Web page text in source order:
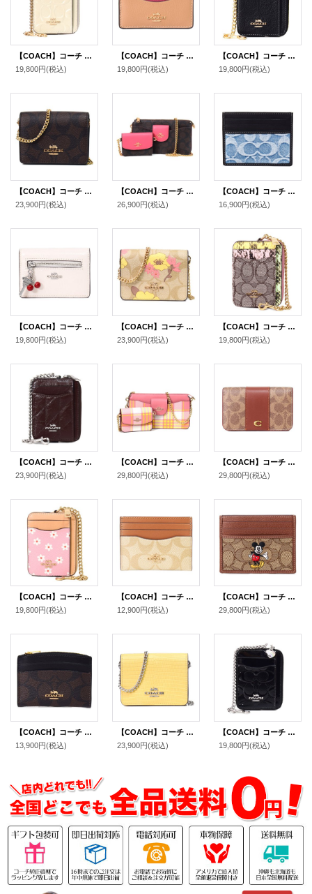
【COACH】コーチ コインケース パテントレザー シグネチャー 型押し ハート チャーム チェーン ジップ カードケース カードポーチ 定期入れ 名刺入れ 小銭入れ チャーク（日本未発売）
19,800円(税込)
【COACH】コーチ カードケース ペブルレザー リップ カラーブロック ロゴ スリム カード入れ 定期入れ 名刺入れ ラテマルチ（日本未発売）
19,800円(税込)
【COACH】コーチ コインケース ぺブルレザー シグネチャー 型押し チェーン ジップ カードケース カードポーチ 定期入れ 名刺入れ 小銭入れ ブラック（日本未発売）
19,800円(税込)
【COACH】コーチ シグネチャー 型押し チェーン ミニ ウォレット カードケース カードポーチ 定期入れ 名刺入れ ポーチ コインケース 財布 ブラウン〔日本未発売〕
23,900円(税込)
【COACH】コーチ コーティングキャンバス スムースレザー シグネチャー ポピー クロスボディ 2way クラッチ ポーチ チェーン ショルダーバッグ カードケース 定期入れ 名刺入れ コインケース ２点セット ブラウン×ウォーターメロン（日本未発売）
26,900円(税込)
【COACH】コーチ カードケース デニム レザー シグネチャー スリム カードケース ID パスケース 名刺入れ 定期入れ ライトインディゴ（日本未発売）
16,900円(税込)
【COACH】コーチ カードケース さくらんぼ グレイズドレザー 鍵 チャーム付き スリム カードケース 二つ折り コインケース パスケース 定期入れ 名刺入れ チャーク（日本未発売）
19,800円(税込)
【COACH】コーチ コーティングキャンバス レザー シグネチャー フラワー 花柄 プリント チェーン ミニ ウォレット カードケース カードポーチ 定期入れ 名刺入れ ポーチ コインケース ライトカーキマルチ〔日本未発売〕
23,900円(税込)
【COACH】コーチ カードケース パイソン ジャガード レザー シグネチャー アニマル スネーク チェーン ロゴ ジップ カードケース カードポーチ 定期入れ 名刺入れ コインケース オークマルチ（日本未発売）
19,800円(税込)
【COACH】コーチ コインケース キルティング レザー チェーン ジップ カードケース カードポーチ 定期入れ 名刺入れ 小銭入れ メイプル（日本未発売）
23,900円(税込)
【COACH】コーチ コーティングキャンバス スムースレザー チェック ポピー クロスボディ 2way クラッチ ポーチ チェーン ショルダーバッグ+カードケース 定期入れ 名刺入れ コインケース ２点セット タフィーマルチ（日本未発売）
29,800円(税込)
【COACH】コーチ カードケース コーティングキャンバス レザー シグネチャー エッセンシャル スリム カードケース 二つ折り コインケース パスケース 定期入れ 名刺入れ タンキャラメル（日本未発売）
29,800円(税込)
【COACH】コーチ コインケース レザー フラワー 花柄 チェーン ロゴ ジップ カードケース カードポーチ 定期入れ 名刺入れ 小銭入れ ピンクマルチカラー（日本未発売）
19,800円(税込)
【COACH】コーチ カードケース コーティングキャンバス レザー シグネチャー ロゴ スリム ID パスケース 定期入れ 名刺入れ ライトカーキ×ライトサドル（日本未発売）
12,900円(税込)
【COACH】コーチ ディズニー ミッキー コラボ ジャガード レザー シグネチャー スリム ID パスケース カードケース 定期入れ 名刺入れ カーキマルチ（日本未発売）
29,800円(税込)
【COACH】コーチ コーティングキャンバス レザー シグネチャー シェイプド カードケース ロゴ 名刺入れ 定期入れ パスケース コインケース ブラウン×ブラック（日本未発売）
13,900円(税込)
【COACH】コーチ リザード レザー 型押し チェーン ロゴ ミニ ウォレット カードケース カードポーチ 定期入れ 名刺入れ ポーチ コインケース 財布 ヘイ（日本未発売）
23,900円(税込)
【COACH】コーチ コインケース パテントレザー シグネチャー 型押し ハート チャーム チェーン ジップ カードケース カードポーチ 定期入れ 名刺入れ 小銭入れ ブラック（日本未発売）
19,800円(税込)